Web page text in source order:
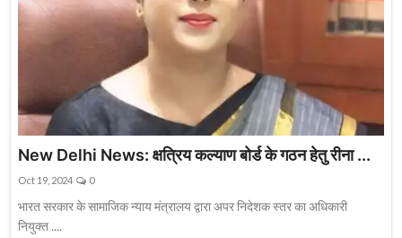
New Delhi News: क्षत्रिय कल्याण बोर्ड के गठन हेतु रीना ...
Oct 19, 2024 0
भारत सरकार के सामाजिक न्याय मंत्रालय द्वारा अपर निदेशक स्तर का अधिकारी
नियुक्त ....